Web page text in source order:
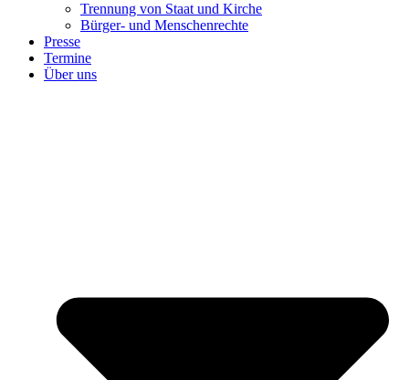
Trennung ​​​​​​​von Staat und Kirche
Bürger- und Menschenrechte
Presse
Termine
Über uns